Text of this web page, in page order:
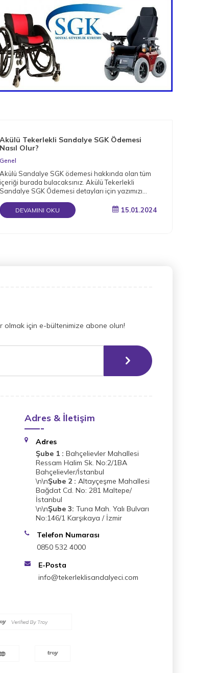
Akülü Tekerlekli Sandalye SGK Ödemesi
Nasıl Olur?
Genel
Akülü Sandalye SGK ödemesi hakkında olan tüm
içeriği burada bulacaksınız. Akülü Tekerlekli
Sandalye SGK Ödemesi detayları için yazımızı
DEVAMINI OKU 15.01.2024
için e-bültenimize abone olun!
Adres & İletişim
Adres
Şube 1 : Bahçelievler Mahallesi
Ressam Halim Sk. No:2/1BA
Bahçelievler/İstanbul
\n\nŞube 2 : Altayçeşme Mahallesi
Bağdat Cd. No: 281 Maltepe/
İstanbul
\n\nŞube 3: Tuna Mah. Yalı Bulvarı
No:146/1 Karşıkaya / İzmir
Telefon Numarası
0850 532 4000
E-Posta
info@tekerleklisandalyeci.com